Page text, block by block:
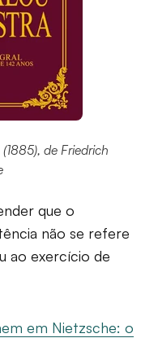
de Friedrich
que o
não se refere
ao exercício de
em Nietzsche: o